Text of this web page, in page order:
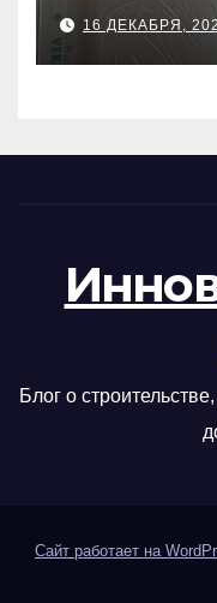
16 ДЕКАБРЯ,
Блог о
Сайт работает на